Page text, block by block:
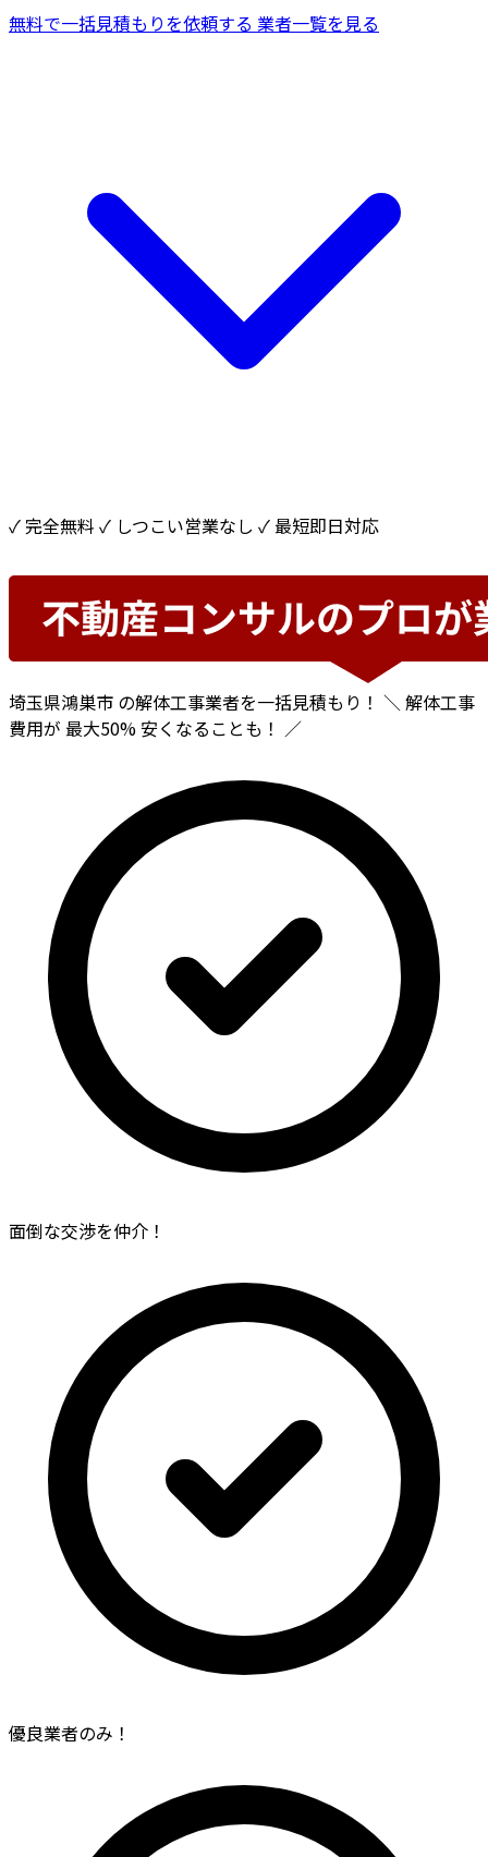
無料で一括見積もりを依頼する 業者一覧を見る
✓ 完全無料 ✓ しつこい営業なし ✓ 最短即日対応
埼玉県鴻巣市 の解体工事業者を一括見積もり！ ＼ 解体工事
費用が 最大50%安くなることも！ ／
面倒な交渉を仲介！
優良業者のみ！